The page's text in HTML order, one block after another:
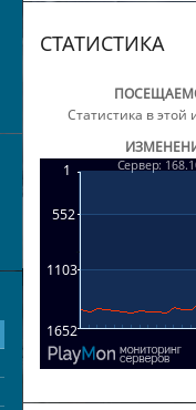
СТАТИСТИКА
Статистика в этой